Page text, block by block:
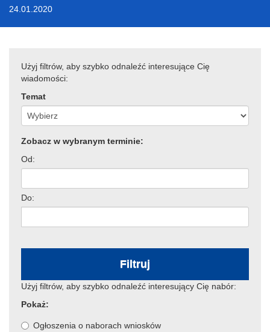
24.01.2020
Użyj filtrów, aby szybko odnaleźć interesujące Cię
wiadomości:
Temat
Zobacz w wybranym terminie:
Od:
Do:
Filtruj
Użyj filtrów, aby szybko odnaleźć interesujący Cię nabór:
Pokaż:
Ogłoszenia o naborach wniosków